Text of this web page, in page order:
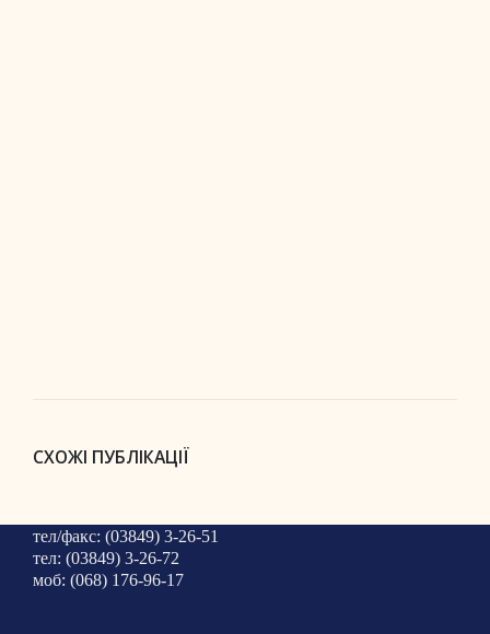
СХОЖІ ПУБЛІКАЦІЇ
тел/факс: (03849) 3-26-51
тел: (03849) 3-26-72
моб: (068) 176-96-17